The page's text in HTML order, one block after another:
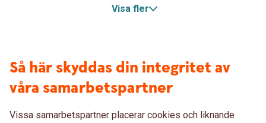
Visa fler
Så här skyddas din integritet av
våra samarbetspartner
Vissa samarbetspartner placerar cookies och liknande